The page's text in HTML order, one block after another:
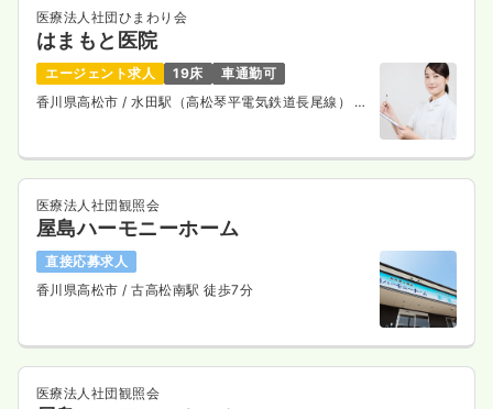
介護・福祉系正・准看護師 介護老人保健施設
一時募集休止
給与 16.2〜25.0万円/月 賞与2回
時間
7:30～16:30
4週8休以上
月給25万円以上可
気になる 詳細を見る
医療法人社団ひまわり会
はまもと医院
エージェント求人 19床
車通勤可
香川県高松市/ 水田駅（高松琴平電気鉄道長尾線） 車
医療法人社団観照会
屋島ハーモニーホーム
直接応募求人
香川県高松市/ 古高松南駅 徒歩7分
医療法人社団観照会